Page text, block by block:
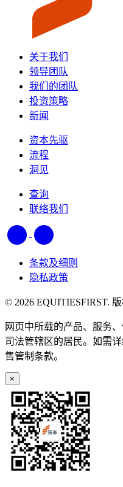
关于我们
领导团队
我们的团队
投资策略
新闻
资本先驱
流程
洞见
查询
联络我们
条款及细则
隐私政策
© 2026 EQUITIESFIRST.
网页中所载的产品、服务
司法管辖区的居民。如需
售管制条款。
×